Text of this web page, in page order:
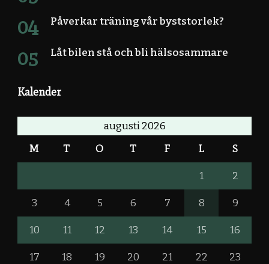
Påverkar träning vår byststorlek?
Låt bilen stå och bli hälsosammare
Kalender
augusti 2026
M T O T F L S
1 2
3 4 5 6 7 8 9
10 11 12 13 14 15 16
17 18 19 20 21 22 23